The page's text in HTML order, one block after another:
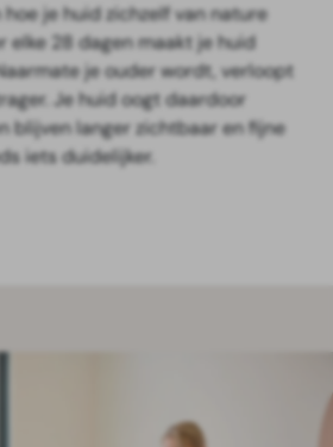
je huid zichzelf van nature
elke 28 dagen maakt je huid
je ouder wordt, verloopt
Je huid oogt daardoor
blijven langer zichtbaar en fijne
iets duidelijker.